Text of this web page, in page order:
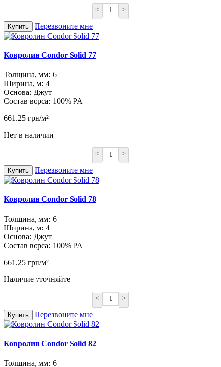
< >
Купить Перезвоните мне
Ковролин Condor Solid 77
Толщина, мм: 6
Ширина, м: 4
Основа: Джут
Состав ворса: 100% PA
661.25 грн/м²
Нет в наличии
< >
Купить Перезвоните мне
Ковролин Condor Solid 78
Толщина, мм: 6
Ширина, м: 4
Основа: Джут
Состав ворса: 100% PA
661.25 грн/м²
Наличие уточняйте
< >
Купить Перезвоните мне
Ковролин Condor Solid 82
Толщина, мм: 6